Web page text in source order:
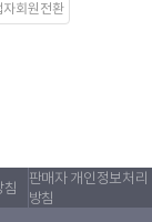
자회원전환
침
판매자 개인정보처리
방침